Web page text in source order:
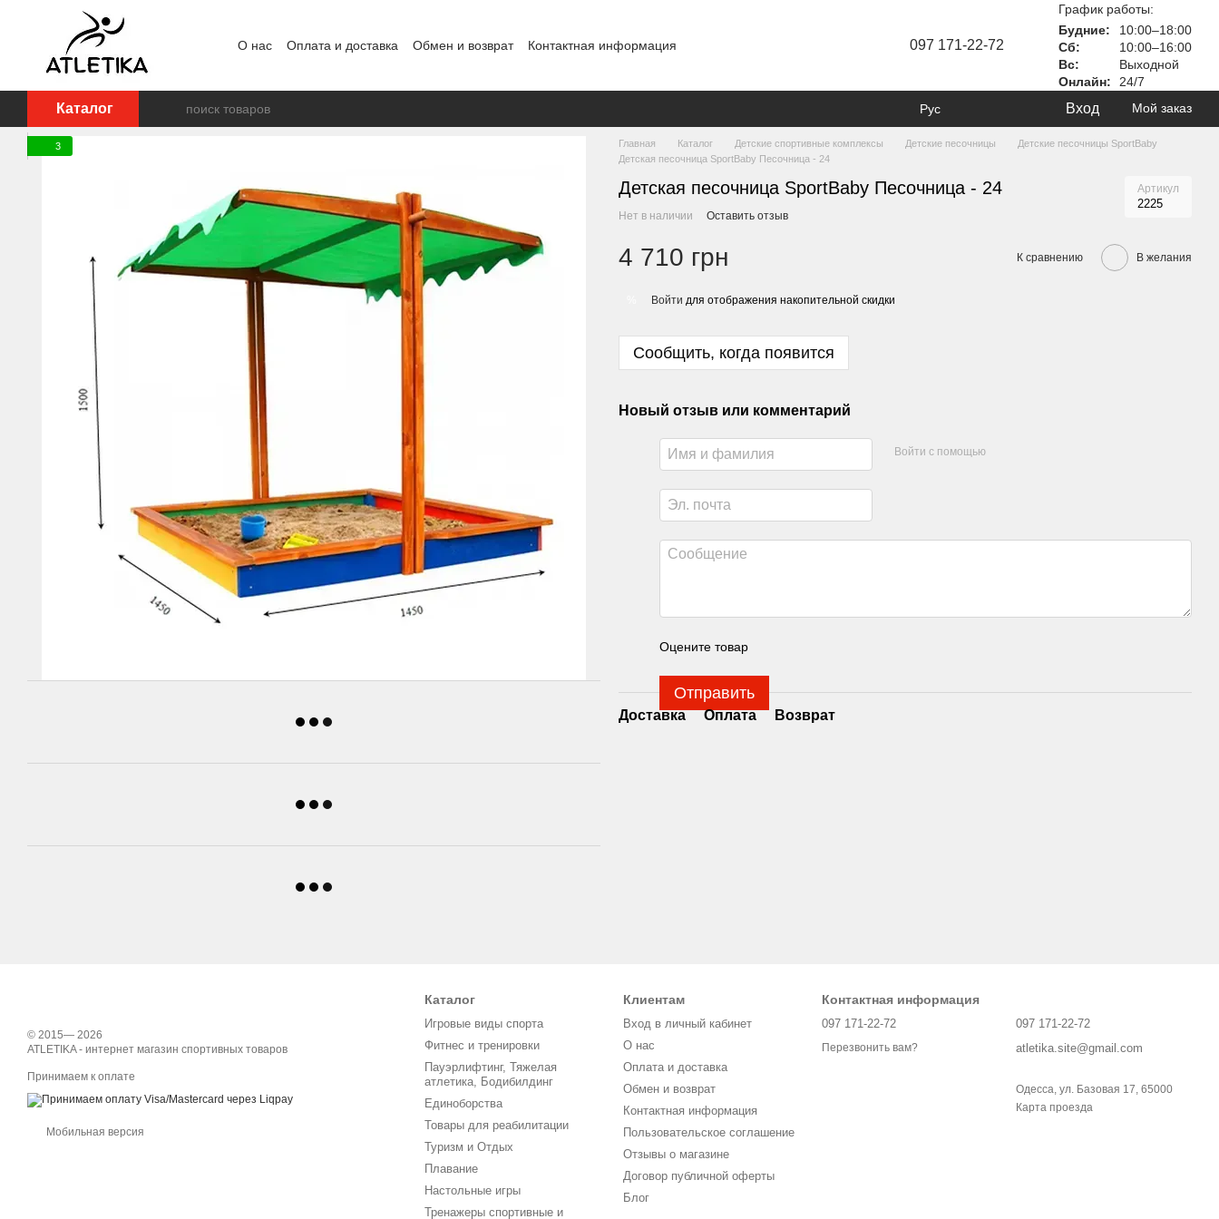
Перейти к основному контенту
О нас Оплата и доставка Обмен и возврат
Контактная информация
097 171-22-72
График работы:
Будние:
10:00–18:00
Сб:
10:00–16:00
Вс:
Выходной
Онлайн:
24/7
Каталог Рус Вход Мой заказ
3 Главная Каталог Детские спортивные комплексы Детские песочницы
Детские песочницы SportBaby
Детская песочница SportBaby Песочница - 24
Детская песочница SportBaby Песочница - 24 Артикул
2225
Нет в наличии Оставить отзыв
4 710 грн К сравнению В желания
Войти для отображения накопительной скидки
Сообщить, когда появится
Новый отзыв или комментарий
Войти с помощью
Оцените товар
Отправить
Доставка Оплата Возврат
© 2015— 2026
ATLETIKA - интернет магазин спортивных товаров
Принимаем к оплате
Мобильная версия
Каталог
Игровые виды спорта
Фитнес и тренировки
Пауэрлифтинг, Тяжелая
атлетика, Бодибилдинг
Единоборства
Товары для реабилитации
Туризм и Отдых
Плавание
Настольные игры
Тренажеры спортивные и
Клиентам
Вход в личный кабинет
О нас
Оплата и доставка
Обмен и возврат
Контактная информация
Пользовательское соглашение
Отзывы о магазине
Договор публичной оферты
Блог
Контактная информация
097 171-22-72
Перезвонить вам?
097 171-22-72
atletika.site@gmail.com
Одесса, ул. Базовая 17, 65000
Карта проезда